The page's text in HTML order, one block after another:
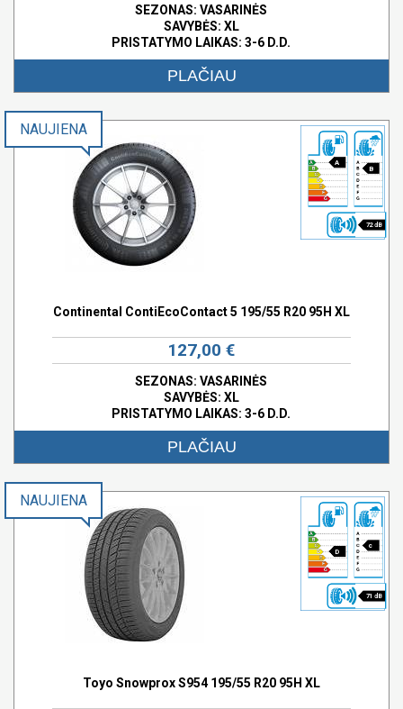
SEZONAS: VASARINĖS
SAVYBĖS: XL
PRISTATYMO LAIKAS: 3-6 D.D.
PLAČIAU
A
B
72 dB
NAUJIENA
Continental ContiEcoContact 5 195/55 R20 95H XL
127,00 €
SEZONAS: VASARINĖS
SAVYBĖS: XL
PRISTATYMO LAIKAS: 3-6 D.D.
PLAČIAU
D
c
71 dB
NAUJIENA
Toyo Snowprox S954 195/55 R20 95H XL